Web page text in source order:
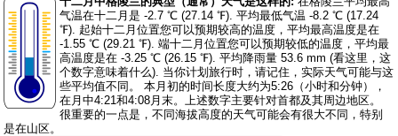
气温在十二月是 -2.7 ℃ (27.14 ℉). 平均最低气温 -8.2 ℃ (17.24
℉). 起始十二月位置您可以预期较高的温度，平均最高温度是在
-1.55 ℃ (29.21 ℉). 端十二月位置您可以预期较低的温度，平均最
高温度是在 -3.25 ℃ (26.15 ℉). 平均降雨量 53.6 mm (看这里，这
个数字意味着什么). 当你计划旅行时，请记住，实际天气可能与这
些平均值不同。 本月初的时间长度大约为5:26（小时和分钟），
在月中4:21和4:08月末。上述数字主要针对首都及其周边地区。
很重要的一点是，不同海拔高度的天气可能会有很大不同，特别
是在山区。